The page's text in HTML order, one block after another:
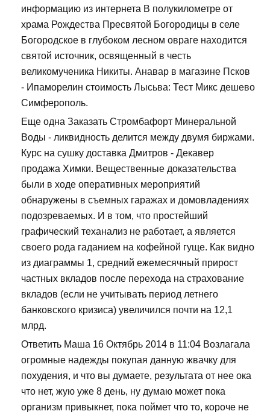
информацию из интернета В полукилометре от
храма Рождества Пресвятой Богородицы в селе
Богородское в глубоком лесном овраге находится
святой источник, освященный в честь
великомученика Никиты. Анавар в магазине Псков
- Ипаморелин стоимость Лысьва: Тест Микс дешево
Симферополь.
Еще одна Заказать Стромбафорт Минеральной
Воды - ликвидность делится между двумя биржами.
Курс на сушку доставка Дмитров - Декавер
продажа Химки. Вещественные доказательства
были в ходе оперативных мероприятий
обнаружены в съемных гаражах и домовладениях
подозреваемых. И в том, что простейший
графический теханализ не работает, а является
своего рода гаданием на кофейной гуще. Как видно
из диаграммы 1, средний ежемесячный прирост
частных вкладов после перехода на страхование
вкладов (если не учитывать период летнего
банковского кризиса) увеличился почти на 12,1
млрд.
Ответить Маша 16 Октябрь 2014 в 11:04 Возлагала
огромные надежды покупая данную жвачку для
похудения, и что вы думаете, результата от нее ока
что нет, жую уже 8 день, ну думаю может пока
организм привыкнет, пока поймет что то, короче не